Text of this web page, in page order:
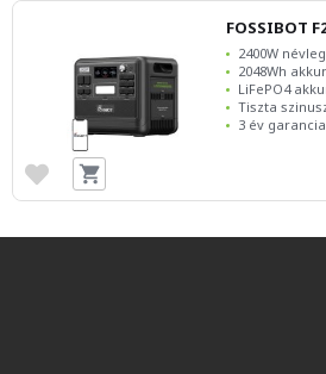
FOSSIBOT
2400W
2048Wh
LiFePO4
Tiszta
3 év garancia